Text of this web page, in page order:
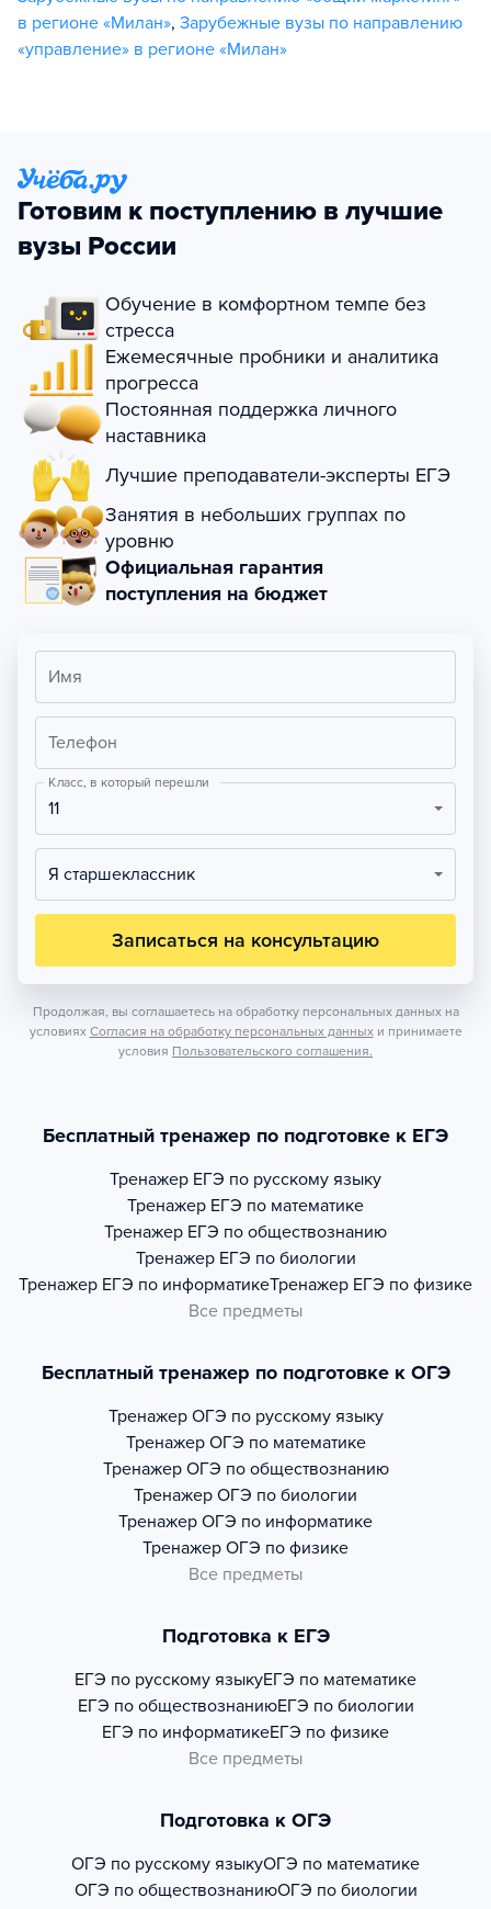
в регионе «Милан», Зарубежные вузы по направлению
«управление» в регионе «Милан»
Готовим к поступлению в лучшие
вузы России
Обучение в комфортном темпе без
стресса
Ежемесячные пробники и аналитика
прогресса
Постоянная поддержка личного
наставника
Лучшие преподаватели-эксперты ЕГЭ
Занятия в небольших группах по
уровню
Официальная гарантия
поступления на бюджет
Имя
Телефон
Класс, в который перешли
11
Я старшеклассник
Записаться на консультацию
Продолжая, вы соглашаетесь на обработку персональных данных на
условиях Согласия на обработку персональных данных и принимаете
условия Пользовательского соглашения.
Бесплатный тренажер по подготовке к ЕГЭ
Тренажер ЕГЭ по русскому языку
Тренажер ЕГЭ по математике
Тренажер ЕГЭ по обществознанию
Тренажер ЕГЭ по биологии
Тренажер ЕГЭ по информатикеТренажер ЕГЭ по физике
Все предметы
Бесплатный тренажер по подготовке к ОГЭ
Тренажер ОГЭ по русскому языку
Тренажер ОГЭ по математике
Тренажер ОГЭ по обществознанию
Тренажер ОГЭ по биологии
Тренажер ОГЭ по информатике
Тренажер ОГЭ по физике
Все предметы
Подготовка к ЕГЭ
ЕГЭ по русскому языкуЕГЭ по математике
ЕГЭ по обществознаниюЕГЭ по биологии
ЕГЭ по информатикеЕГЭ по физике
Все предметы
Подготовка к ОГЭ
ОГЭ по русскому языкуОГЭ по математике
ОГЭ по обществознаниюОГЭ по биологии